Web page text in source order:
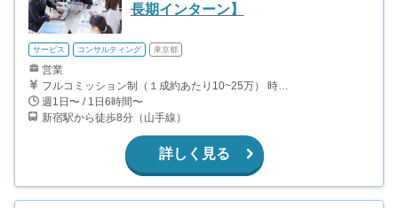
長期インターン】
サービス コンサルティング 東京都
営業
フルコミッション制（１成約あたり10~25万） 時給換算で（2000円〜2500円）程度が目安となります。 月100万を稼ぐ学生多数在籍しています。 ■収入例 〇入社1か月目（早稲田大学2年生） 役職：アポインター 月間1契約×10万円＝10万円 ＋交通費 〇入社3か月目（明治大学2年生） 役職：アポインター 月間2契約×13万円＝26万円 ＋交通費 〇入社6か月目（慶應義塾大学3年生） 役職：アポインター 月間5契約×15万円＝75万円 ＋交通費 〇入社15か月目（東京大学3年生） 役職：クローザー 月間3契約×25万=75万円 ＋交通費 交通費支給あり
週1日〜 / 1日6時間〜
新宿駅から徒歩8分（山手線）
詳しく見る